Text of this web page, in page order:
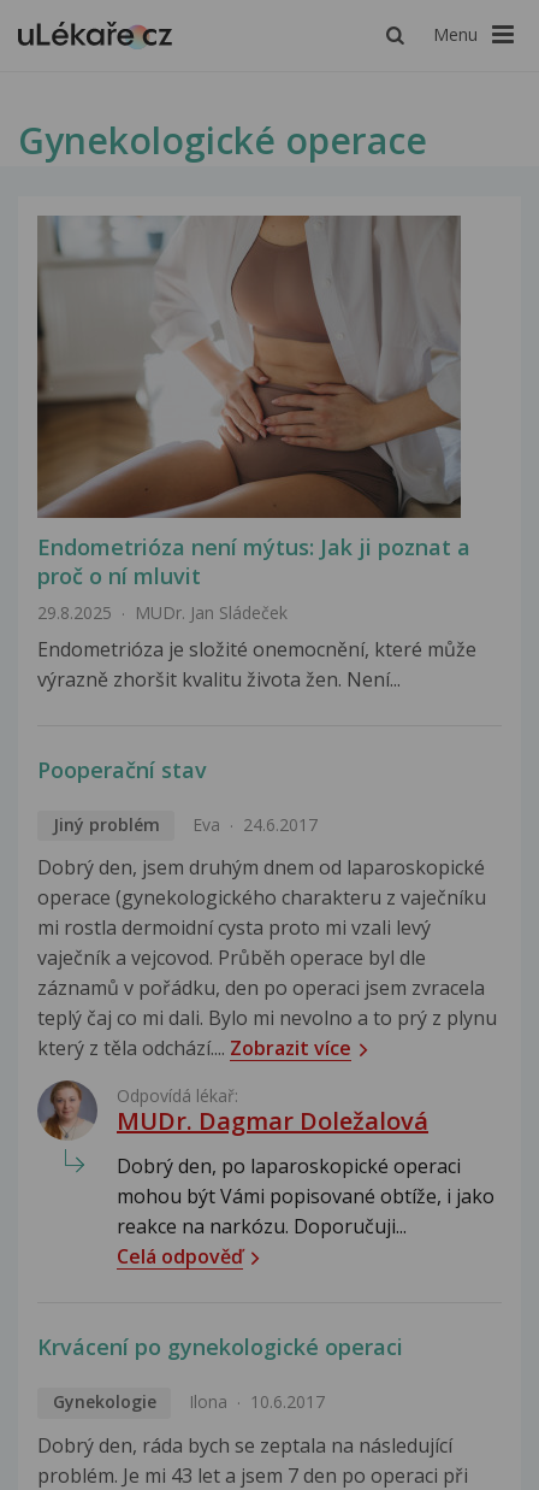
Menu
Gynekologické operace
Endometrióza není mýtus: Jak ji poznat a
proč o ní mluvit
29.8.2025 MUDr. Jan Sládeček
Endometrióza je složité onemocnění, které může
výrazně zhoršit kvalitu života žen. Není...
Pooperační stav
Jiný problém Eva 24.6.2017
Dobrý den, jsem druhým dnem od laparoskopické
operace (gynekologického charakteru z vaječníku
mi rostla dermoidní cysta proto mi vzali levý
vaječník a vejcovod. Průběh operace byl dle
záznamů v pořádku, den po operaci jsem zvracela
teplý čaj co mi dali. Bylo mi nevolno a to prý z plynu
který z těla odchází.... Zobrazit více
Odpovídá lékař:
MUDr. Dagmar Doležalová
Dobrý den, po laparoskopické operaci
mohou být Vámi popisované obtíže, i jako
reakce na narkózu. Doporučuji...
Celá odpověď
Krvácení po gynekologické operaci
Gynekologie Ilona 10.6.2017
Dobrý den, ráda bych se zeptala na následující
problém. Je mi 43 let a jsem 7 den po operaci při